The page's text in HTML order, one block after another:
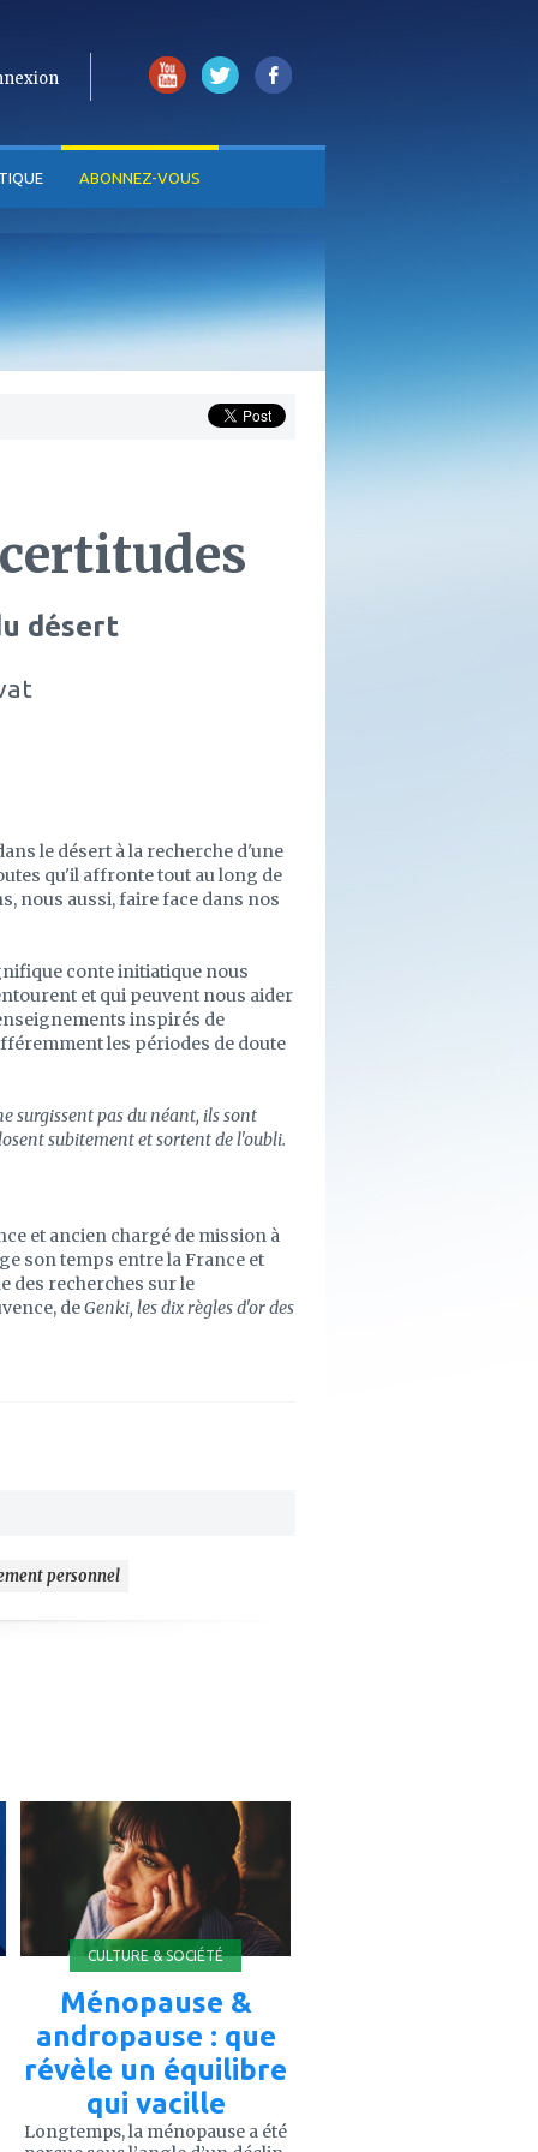
ABONNEZ-VOUS
désert
le désert à la recherche d'une
qu'il affronte tout au long de
nous aussi, faire face dans nos
conte initiatique nous
et qui peuvent nous aider
inspirés de
les périodes de doute
surgissent pas du néant, ils sont
subitement et sortent de l'oubli.
et ancien chargé de mission à
son temps entre la France et
des recherches sur le
deGenki, les dix règles d'or des
personnel
mes
CULTURE & SOCIÉTÉ
Ménopause &
andropause : que
révèle un équilibre
qui vacille
Longtemps, la ménopause a été